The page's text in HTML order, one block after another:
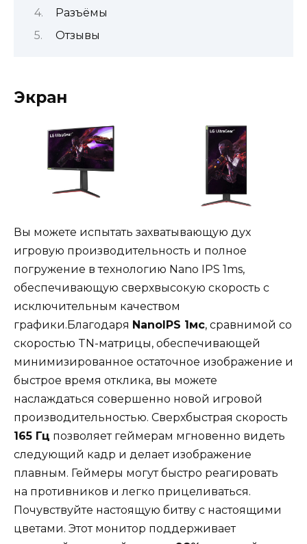
Разъёмы
Отзывы
Экран
Вы можете испытать захватывающую дух
игровую производительность и полное
погружение в технологию Nano IPS 1ms,
обеспечивающую сверхвысокую скорость с
исключительным качеством
графики.Благодаря NanoIPS 1мс, сравнимой со
скоростью TN-матрицы, обеспечивающей
минимизированное остаточное изображение и
быстрое время отклика, вы можете
наслаждаться совершенно новой игровой
производительностью. Сверхбыстрая скорость
165 Гц позволяет геймерам мгновенно видеть
следующий кадр и делает изображение
плавным. Геймеры могут быстро реагировать
на противников и легко прицеливаться.
Почувствуйте настоящую битву с настоящими
цветами. Этот монитор поддерживает